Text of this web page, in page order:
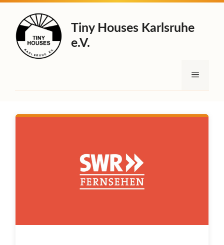
springen
Tiny Houses Karlsruhe
e.V.
Menü